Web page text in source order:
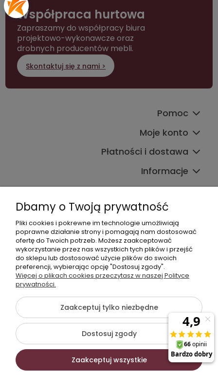
Współpraca hurtowa
Zapraszamy do współpracy biura
projektowo-wykonawcze oraz
drobnych producentów mebli.
Skontaktuj się z nami >
Pomoc
Moje konto
Płatności i dostawa
Informacje
Kontakt ze sklepem
Dane kontaktowe
603377506
sklep@komfort-biuro.pl
Nasz Facebook
©2026 Wszelkie Prawa Zastrzeżone | Komfort Biuro -
meble biurowe
Szablon Flex byEcommercy
Dbamy o Twoją prywatność
Pliki cookies i pokrewne im technologie umożliwiają
poprawne działanie strony i pomagają nam dostosować
ofertę do Twoich potrzeb. Możesz zaakceptować
wykorzystanie przez nas wszystkich tych plików i przejść
do sklepu lub dostosować użycie plików do swoich
preferencji, wybierając opcję "Dostosuj zgody".
Więcej o plikach cookies przeczytasz w naszej Polityce
prywatności.
Zaakceptuj tylko niezbędne
Dostosuj zgody
Zaakceptuj wszystkie